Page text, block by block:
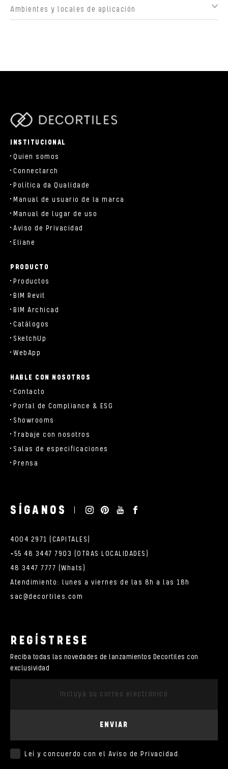
Ambientes y locales de aplicación
INSTITUCIONAL
Quien somos
Connectarch
Política da Qualidade
Manual de usuario de la marca
Manual de lugar de uso
Aviso de Privacidad
Eliane
PRODUCTO
Productos
BIM Revit
BIM Archicad
Catálogos
SketchUp
WebApp
HABLE CON NOSOTROS
Contacto
Portal de Compliance & ESG
Showrooms
Trabaje con nosotros
Salas de especificaciones
Prensa
SÍGANOS
4004 2971 (CAPITALES)
+55 48 3447 7903 (OTRAS LOCALIDADES)
48 3447 7777 (Whats)
Atendimiento: lunes a viernes de las 8h a las 18h
sac@decortiles.com
REGÍSTRESE
Reciba todas las novedades de lanzamientos Decortiles con
exclusividad
ENVIAR
Leí y concuerdo con el Aviso de Privacidad.